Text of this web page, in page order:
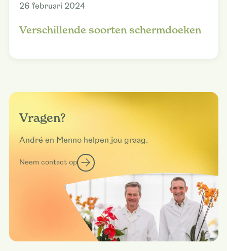
26 februari 2024
Verschillende soorten schermdoeken
Vragen?
André en Menno helpen jou graag.
Neem contact op